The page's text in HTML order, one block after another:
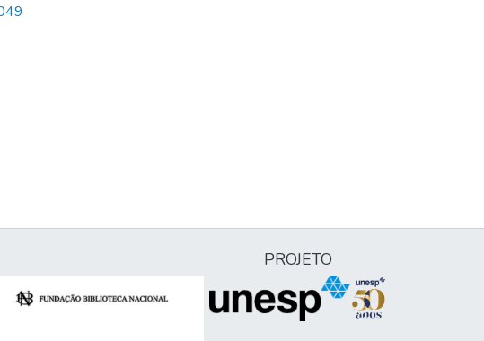
PROJETO